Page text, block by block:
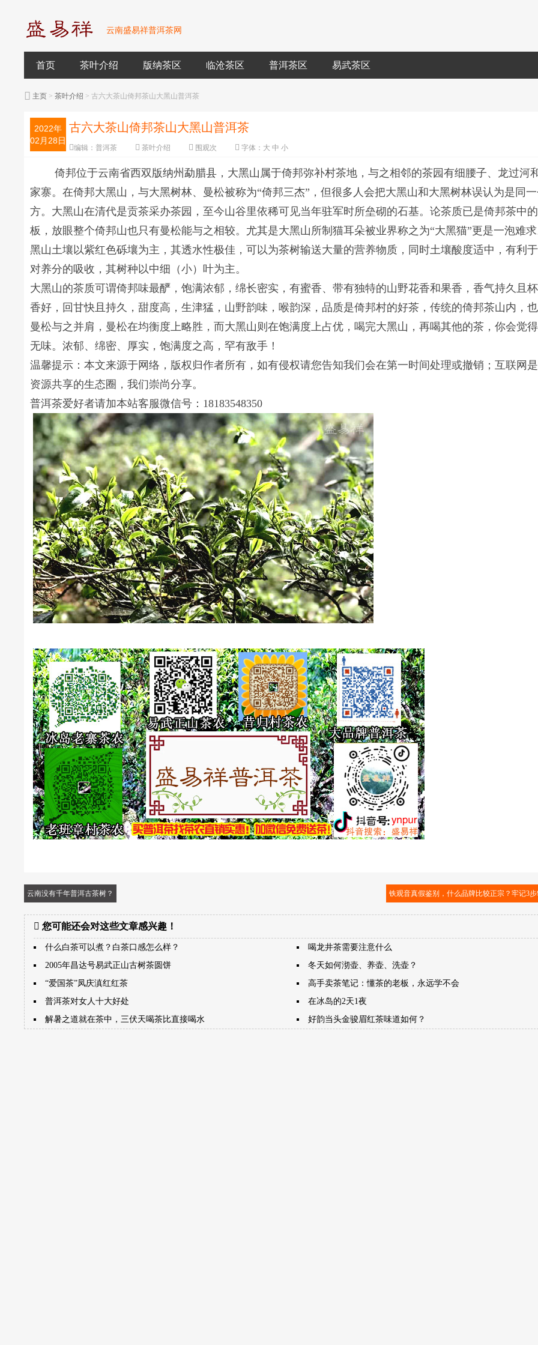
云南盛易祥普洱茶网
首页 茶叶介绍 版纳茶区 临沧茶区 普洱茶区 易武茶区
主页 >茶叶介绍 > 古六大茶山倚邦茶山大黑山普洱茶
2022年
02月28日
古六大茶山倚邦茶山大黑山普洱茶
编辑：普洱茶 茶叶介绍 围观次 字体： 大 中 小
倚邦位于云南省西双版纳州勐腊县，大黑山属于倚邦弥补村茶地，与之相邻的茶园有细腰子、龙过河
家寨。在倚邦大黑山，与大黑树林、曼松被称为“倚邦三杰”，但很多人会把大黑山和大黑树林误认为是同
方。大黑山在清代是贡茶采办茶园，至今山谷里依稀可见当年驻军时所垒砌的石基。论茶质已是倚邦茶中
板，放眼整个倚邦山也只有曼松能与之相较。尤其是大黑山所制猫耳朵被业界称之为“大黑猫”更是一泡难
黑山土壤以紫红色砾壤为主，其透水性极佳，可以为茶树输送大量的营养物质，同时土壤酸度适中，有利
对养分的吸收，其树种以中细（小）叶为主。
大黑山的茶质可谓倚邦味最酽，饱满浓郁，绵长密实，有蜜香、带有独特的山野花香和果香，香气持久且
香好，回甘快且持久，甜度高，生津猛，山野韵味，喉韵深，品质是倚邦村的好茶，传统的倚邦茶山内，
曼松与之并肩，曼松在均衡度上略胜，而大黑山则在饱满度上占优，喝完大黑山，再喝其他的茶，你会觉
无味。浓郁、绵密、厚实，饱满度之高，罕有敌手！
温馨提示：本文来源于网络，版权归作者所有，如有侵权请您告知我们会在第一时间处理或撤销；互联网
资源共享的生态圈，我们崇尚分享。
普洱茶爱好者请加本站客服微信号：18183548350
云南没有千年普洱古茶树？ 铁观音真假鉴别，什么品牌比较正宗？牢记3
您可能还会对这些文章感兴趣！
什么白茶可以煮？白茶口感怎么样？
喝龙井茶需要注意什么
2005年昌达号易武正山古树茶圆饼
冬天如何沏壶、养壶、洗壶？
“爱国茶”凤庆滇红红茶
高手卖茶笔记：懂茶的老板，永远学不会
普洱茶对女人十大好处
在冰岛的2天1夜
解暑之道就在茶中，三伏天喝茶比直接喝水
好韵当头金骏眉红茶味道如何？